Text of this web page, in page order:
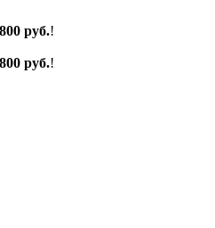
руб.!
руб.!